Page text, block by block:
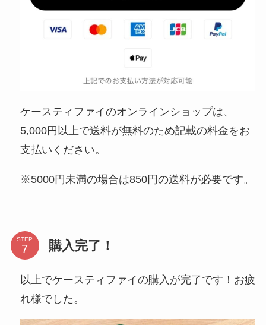
ケースティファイのオンラインショップは、
5,000円以上で送料が無料のため記載の料金をお
支払いください。
※5000円未満の場合は850円の送料が必要です。
STEP 購入完了！
以上でケースティファイの購入が完了です！お疲
れ様でした。